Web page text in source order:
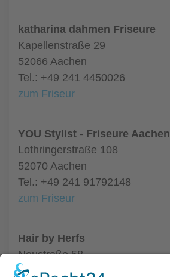
katharina dahmen Friseure
Kapellenstraße 29
52066 Aachen
Tel.: +49 241 4450026
zum Friseur
YOU Stylist - Friseure Aachen
Lothringerstraße 108
52070 Aachen
Tel.: +49 241 91792148
zum Friseur
Hair by Herfs
Neustraße 58
52066 Aachen